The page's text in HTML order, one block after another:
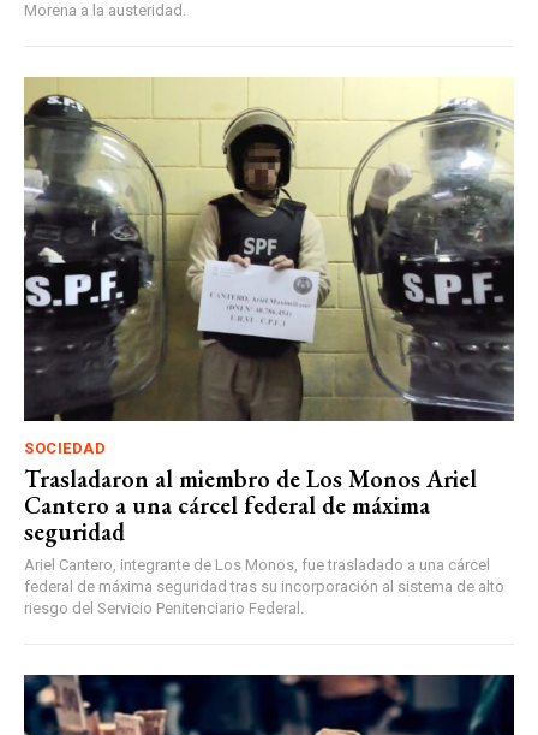
Morena a la austeridad.
SOCIEDAD
Trasladaron al miembro de Los Monos Ariel
Cantero a una cárcel federal de máxima
seguridad
Ariel Cantero, integrante de Los Monos, fue trasladado a una cárcel
federal de máxima seguridad tras su incorporación al sistema de alto
riesgo del Servicio Penitenciario Federal.